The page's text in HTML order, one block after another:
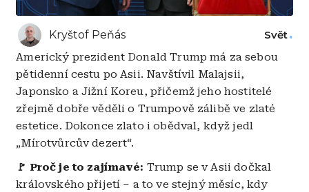
Kryštof Peňás Svět
Americký prezident Donald Trump má za sebou
pětidenní cestu po Asii. Navštívil Malajsii,
Japonsko a Jižní Koreu, přičemž jeho hostitelé
zřejmě dobře věděli o Trumpově zálibě ve zlaté
estetice. Dokonce zlato i obědval, když jedl
„Mírotvůrcův dezert“.
🚩 Proč je to zajímavé: Trump se v Asii dočkal
královského přijetí – a to ve stejný měsíc, kdy